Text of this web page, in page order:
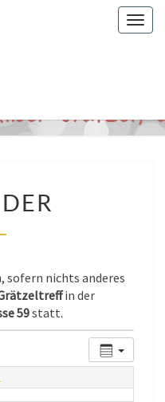
sofern nichts anderes
in der
59statt.